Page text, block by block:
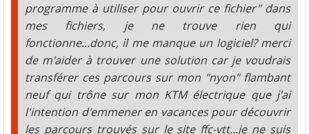
programme à utiliser pour ouvrir ce fichier" dans
mes fichiers, je ne trouve rien qui
fonctionne...donc, il me manque un logiciel? merci
de m'aider à trouver une solution car je voudrais
transférer ces parcours sur mon "nyon" flambant
neuf qui trône sur mon KTM électrique que j'ai
l'intention d'emmener en vacances pour découvrir
les parcours trouvés sur le site ffc-vtt...je ne suis